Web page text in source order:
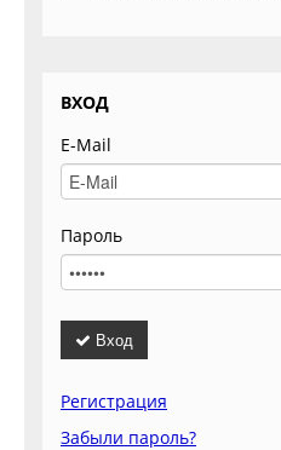
ВХОД
E-Mail
Пароль
Вход
Регистрация
Забыли пароль?